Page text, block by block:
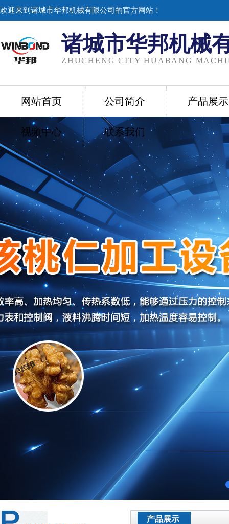
欢迎来到诸城市华邦机械有限公司的官方网站！
诸城市华邦机械
ZHUCHENG CITY HUABANG
网站首页 公司简介 产品展示
视频中心 联系我们
产品展示